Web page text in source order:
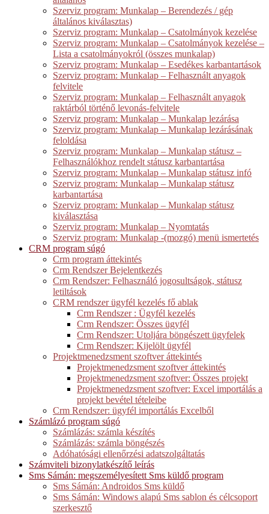
Szerviz program: Munkalap – Berendezés / gép
általános kiválasztas)
Szerviz program: Munkalap – Csatolmányok kezelése
Szerviz program: Munkalap – Csatolmányok kezelése –
Lista a csatolmányokról (összes munkalap)
Szerviz program: Munkalap – Esedékes karbantartások
Szerviz program: Munkalap – Felhasznált anyagok
felvitele
Szerviz program: Munkalap – Felhasznált anyagok
raktárból történő levonás-felvitele
Szerviz program: Munkalap – Munkalap lezárása
Szerviz program: Munkalap – Munkalap lezárásának
feloldása
Szerviz program: Munkalap – Munkalap státusz –
Felhasználókhoz rendelt státusz karbantartása
Szerviz program: Munkalap – Munkalap státusz infó
Szerviz program: Munkalap – Munkalap státusz
karbantartása
Szerviz program: Munkalap – Munkalap státusz
kiválasztása
Szerviz program: Munkalap – Nyomtatás
Szerviz program: Munkalap -(mozgó) menü ismertetés
CRM program súgó
Crm program áttekintés
Crm Rendszer Bejelentkezés
Crm Rendszer: Felhasználó jogosultságok, státusz
letiltások
CRM rendszer ügyfél kezelés fő ablak
Crm Rendszer : Ügyfél kezelés
Crm Rendszer: Összes ügyfél
Crm Rendszer: Utoljára böngészett ügyfelek
Crm Rendszer: Kijelölt ügyfél
Projektmenedzsment szoftver áttekintés
Projektmenedzsment szoftver áttekintés
Projektmenedzsment szoftver: Összes projekt
Projektmenedzsment szoftver: Excel importálás a
projekt bevétel tételeibe
Crm Rendszer: ügyfél importálás Excelből
Számlázó program súgó
Számlázás: számla készítés
Számlázás: számla böngészés
Adóhatósági ellenőrzési adatszolgáltatás
Számviteli bizonylatkészítő leírás
Sms Sámán: megszemélyesített Sms küldő program
Sms Sámán: Androidos Sms küldő
Sms Sámán: Windows alapú Sms sablon és célcsoport
szerkesztő